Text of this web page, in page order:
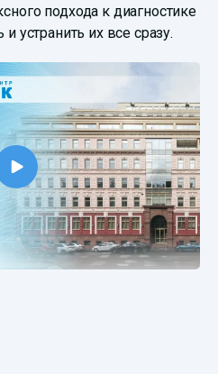
подхода к диагностике
устранить их все сразу.